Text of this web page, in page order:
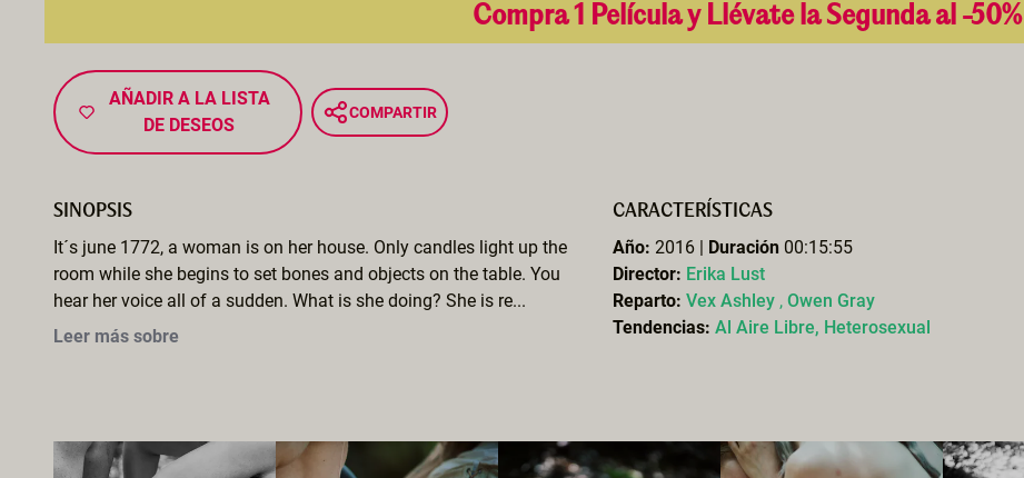
Compra 1 Película y Llévate la Segunda al -50%
AÑADIR A LA LISTA
DE DESEOS
COMPARTIR
SINOPSIS
It´s june 1772, a woman is on her house. Only candles light up the
room while she begins to set bones and objects on the table. You
hear her voice all of a sudden. What is she doing? She is re...
Leer más sobre
CARACTERÍSTICAS
Año: 2016 | Duración 00:15:55
Director: Erika Lust
Reparto:Vex Ashley ,Owen Gray
Tendencias:Al Aire Libre, Heterosexual